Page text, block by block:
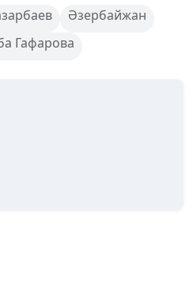
Әзербайжан
Гафарова